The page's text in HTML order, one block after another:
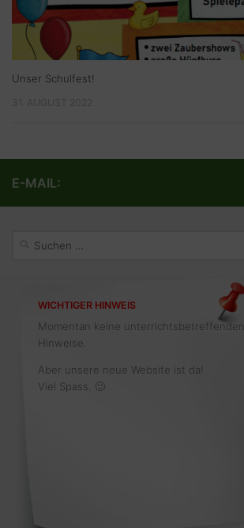
Unser Schulfest!
E-MAIL:
WICHTIGER HINWEIS
Momentan keine unterrichtsbetreffenden
Hinweise.
Aber unsere neue Website ist da!
Viel Spass. 🙂